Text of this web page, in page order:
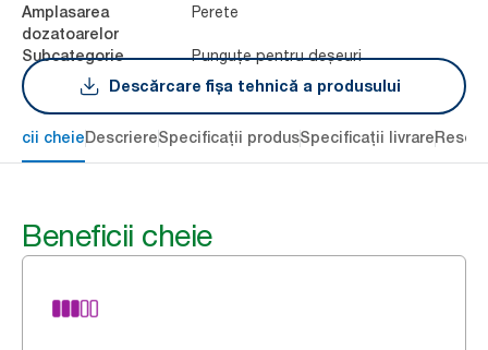
Amplasarea
dozatoarelor
Perete
Subcategorie
Punguțe pentru deșeuri
Descărcare fișa tehnică a produsului
cheieDescriereSpecificații produsSpecificații livrare
Beneficii cheie